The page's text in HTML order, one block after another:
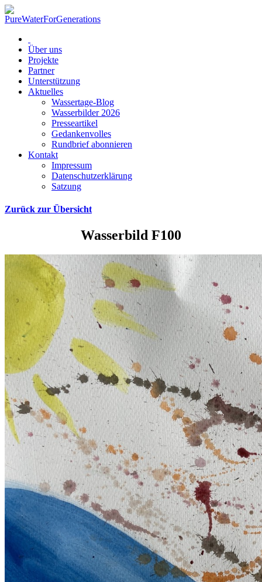
Über uns
Projekte
Partner
Unterstützung
Aktuelles
Wassertage-Blog
Wasserbilder 2026
Presseartikel
Gedankenvolles
Rundbrief abonnieren
Kontakt
Impressum
Datenschutzerklärung
Satzung
Zurück zur Übersicht
Wasserbild F100